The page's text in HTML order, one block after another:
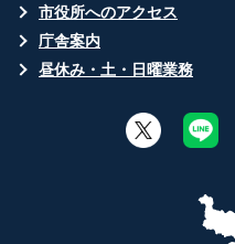
市役所へのアクセス
庁舎案内
昼休み・土・日曜業務